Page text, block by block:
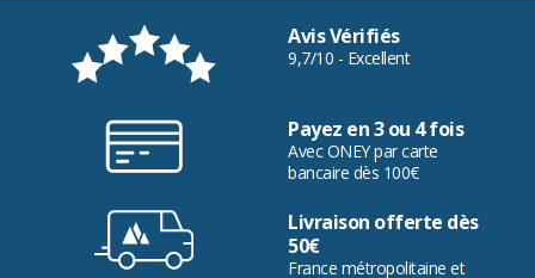
Avis Vérifiés
9,7/10 - Excellent
Payez en 3 ou 4 fois
Avec ONEY par carte
bancaire dès 100€
Livraison offerte dès
50€
France métropolitaine et